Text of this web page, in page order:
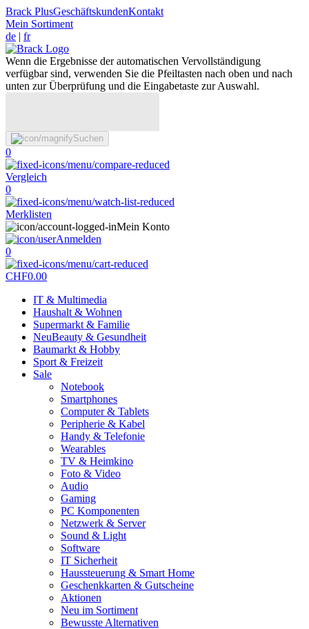
Brack PlusGeschäftskundenKontakt
Mein Sortiment
de | fr
Wenn die Ergebnisse der automatischen Vervollständigung
verfügbar sind, verwenden Sie die Pfeiltasten nach oben und nach
unten zur Überprüfung und die Eingabetaste zur Auswahl.
Suchen
0
Vergleich
0
Merklisten
Mein Konto
Anmelden
0
CHF0.00
IT & Multimedia
Haushalt & Wohnen
Supermarkt & Familie
NeuBeauty & Gesundheit
Baumarkt & Hobby
Sport & Freizeit
Sale
Notebook
Smartphones
Computer & Tablets
Peripherie & Kabel
Handy & Telefonie
Wearables
TV & Heimkino
Foto & Video
Audio
Gaming
PC Komponenten
Netzwerk & Server
Sound & Light
Software
IT Sicherheit
Haussteuerung & Smart Home
Geschenkkarten & Gutscheine
Aktionen
Neu im Sortiment
Bewusste Alternativen